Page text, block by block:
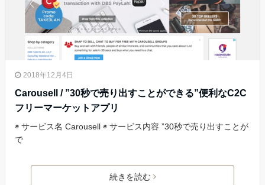
2018年12月4日
Carousell / ”30秒で売り出すことができる”便利なC2C
フリーマーケットアプリ
◉ サービス名 Carousell ◉ サービス内容 ”30秒で売り出すことが
で
続きを読む